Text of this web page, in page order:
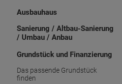
Ausbauhaus
Sanierung / Altbau-Sanierung
/ Umbau / Anbau
Grundstück und Finanzierung
Das passende Grundstück
finden